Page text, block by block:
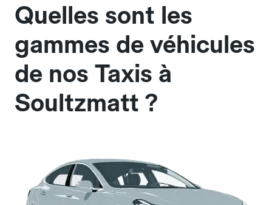
Quelles sont les
gammes de véhicules
de nos Taxis à
Soultzmatt ?